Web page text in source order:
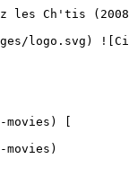
atvyke-pas-sti&redirect_uri=https%3A%2F%2Fcinema.lt%2Ffilmai%2Fsveiki-atvyke-pas-sti)[ ![LinkedIn](https://cinema.lt/images/socials/linkedin_icon_white.svg) ](https://www.linkedin.com/sharing/share-offsite/?url=https%3A%2F%2Fcinema.lt%2Ffilmai%2Fsveiki-atvyke-pas-sti)  

  Kino mėgėjų įvertinimas  

  10 / 10  

   Įvertinti   

 Premjera 2008 m. vasario 20 d. 

 Nerodomas kino teatruose 

 Nerodomas kino teatruose 

 Nuotraukos 1 

 [ ![Sveiki Atvykę Pas Šti filmo online nuotraukos](https://s3.eu-central-1.amazonaws.com/cinema-lt/images/movies/gallery/f673f8a4a3bebce742cfc89111b876fb/c/MGym9EK3JnfRvWZR-xlg.jpg) ](https://s3.eu-central-1.amazonaws.com/cinema-lt/images/movies/gallery/f673f8a4a3bebce742cfc89111b876fb/c/MGym9EK3JnfRvWZR-xlg.jpg) 

  Kino mėgėjų įvertinimas  

  10 / 10  

   Įvertinti   

 Dalintis

 [ ![Facebook](https://cinema.lt/images/socials/facebook_icon_white.svg) ](https://www.facebook.com/sharer/sharer.php?u=https%3A%2F%2Fcinema.lt%2Ffilmai%2Fsveiki-atvyke-pas-sti)[ ![Messenger](https://cinema.lt/images/socials/messenger_icon_white.svg) ](https://www.facebook.com/dialog/